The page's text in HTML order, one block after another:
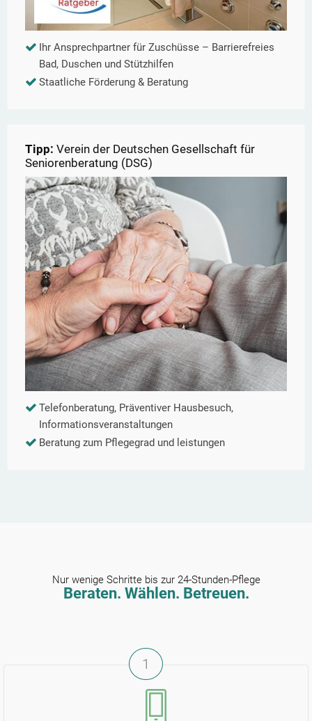
Ihr Ansprechpartner für Zuschüsse – Barrierefreies
Bad, Duschen und Stützhilfen
Staatliche Förderung & Beratung
Tipp: Verein der Deutschen Gesellschaft für
Seniorenberatung (DSG)
Telefonberatung, Präventiver Hausbesuch,
Informationsveranstaltungen
Beratung zum Pflegegrad und leistungen
Nur wenige Schritte bis zur 24-Stunden-Pflege
Beraten. Wählen. Betreuen.
1